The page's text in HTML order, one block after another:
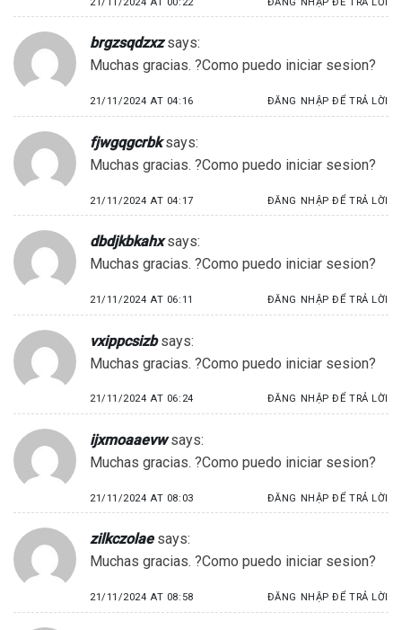
brgzsqdzxz says:
Muchas gracias. ?Como puedo iniciar sesion?
21/11/2024 AT 04:16 ĐĂNG NHẬP ĐỂ TRẢ LỜI
fjwgqgcrbk says:
Muchas gracias. ?Como puedo iniciar sesion?
21/11/2024 AT 04:17 ĐĂNG NHẬP ĐỂ TRẢ LỜI
dbdjkbkahx says:
Muchas gracias. ?Como puedo iniciar sesion?
21/11/2024 AT 06:11 ĐĂNG NHẬP ĐỂ TRẢ LỜI
vxippcsizb says:
Muchas gracias. ?Como puedo iniciar sesion?
21/11/2024 AT 06:24 ĐĂNG NHẬP ĐỂ TRẢ LỜI
ijxmoaaevw says:
Muchas gracias. ?Como puedo iniciar sesion?
21/11/2024 AT 08:03 ĐĂNG NHẬP ĐỂ TRẢ LỜI
zilkczolae says:
Muchas gracias. ?Como puedo iniciar sesion?
21/11/2024 AT 08:58 ĐĂNG NHẬP ĐỂ TRẢ LỜI